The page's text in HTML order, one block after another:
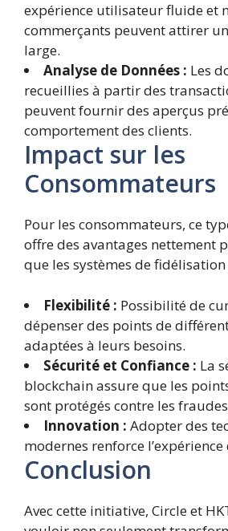
expérience utilisateur fluide et
commerçants peuvent attirer
large.
Analyse de Données : Les
recueillies à partir des
peuvent fournir des aperçus
comportement des clients.
Impact sur les
Consommateurs
Pour les consommateurs, ce
offre des avantages nettement
que les systèmes de
Flexibilité : Possibilité de
dépenser des points de
adaptées à leurs besoins.
Sécurité et Confiance : La
blockchain assure que les
sont protégés contre les
Innovation : Adopter des
modernes renforce l’expérience
Conclusion
Avec cette initiative, Circle et